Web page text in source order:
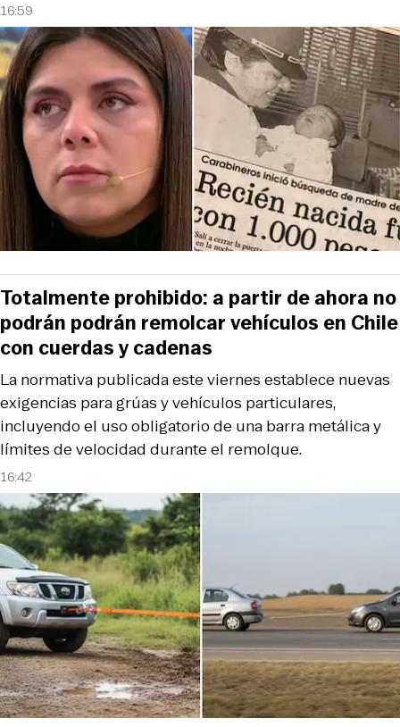
16:59
16:42
La normativa publicada este viernes establece nuevas
exigencias para grúas y vehículos particulares,
incluyendo el uso obligatorio de una barra metálica y
límites de velocidad durante el remolque.
Totalmente prohibido: a partir de ahora no
podrán podrán remolcar vehículos en Chile
con cuerdas y cadenas